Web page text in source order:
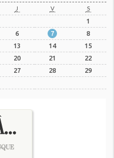
J V S
1
6 7
8
13 14
15
20 21
22
27 28
29